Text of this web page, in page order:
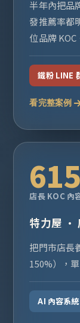
半年內把品
發推薦率都
位品牌 KOC
鐵粉 LINE
看完整案例
615
店長 KOC 內
特力屋 ·
把門市店長
150%），
AI 內容系